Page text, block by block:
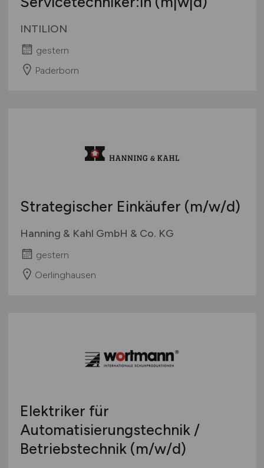
INTILION
gestern
Paderborn
Strategischer Einkäufer (m/w/d)
Hanning & Kahl GmbH & Co. KG
gestern
Oerlinghausen
Elektriker für
Automatisierungstechnik /
Betriebstechnik (m/w/d)